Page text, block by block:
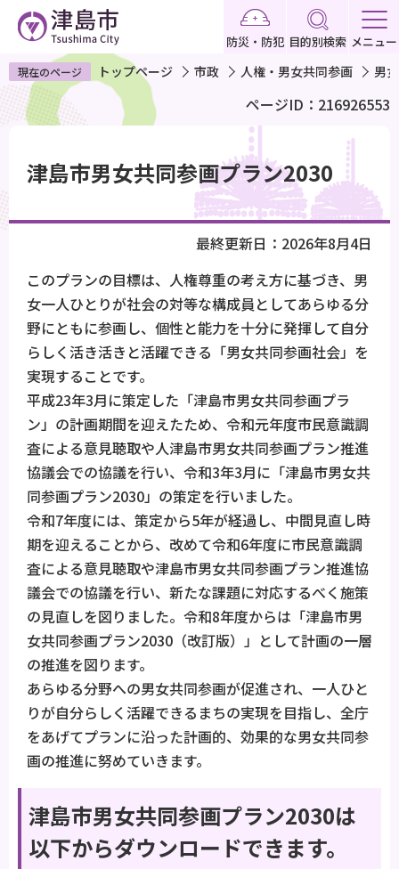
ペ
ー
ジ
で
す
防災・防犯 目的別検索 メニュー
現在のページ トップページ 市政 人権・男女共同参画 男
ページID：216926553
津島市男女共同参画プラン2030
最終更新日：2026年8月4日
このプランの目標は、人権尊重の考え方に基づき、男
女一人ひとりが社会の対等な構成員としてあらゆる分
野にともに参画し、個性と能力を十分に発揮して自分
らしく活き活きと活躍できる「男女共同参画社会」を
実現することです。
平成23年3月に策定した「津島市男女共同参画プラ
ン」の計画期間を迎えたため、令和元年度市民意識調
査による意見聴取や人津島市男女共同参画プラン推進
協議会での協議を行い、令和3年3月に「津島市男女共
同参画プラン2030」の策定を行いました。
令和7年度には、策定から5年が経過し、中間見直し時
期を迎えることから、改めて令和6年度に市民意識調
査による意見聴取や津島市男女共同参画プラン推進協
議会での協議を行い、新たな課題に対応するべく施策
の見直しを図りました。令和8年度からは「津島市男
女共同参画プラン2030（改訂版）」として計画の一層
の推進を図ります。
あらゆる分野への男女共同参画が促進され、一人ひと
りが自分らしく活躍できるまちの実現を目指し、全庁
をあげてプランに沿った計画的、効果的な男女共同参
画の推進に努めていきます。
津島市男女共同参画プラン2030は
以下からダウンロードできます。